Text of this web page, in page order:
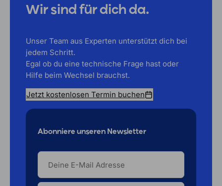
Wir sind für dich da.
Unser Team aus Experten unterstützt dich bei
jedem Schritt.
Egal ob du eine technische Frage hast oder
Hilfe beim Wechsel brauchst.
Jetzt kostenlosen Termin buchen
Abonniere unseren Newsletter
DEINE
MAIL
ADRESSE